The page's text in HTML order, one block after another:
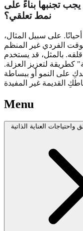
تجنبها بناءً على
نمط تعلقي؟
على سبيل المثال،
الفردي غير المنظم
قلقه. بالمثل، قد يستخدم
كطريقة لتعزيز العزلة.
على النمو أو ببساطة
Menu
واحتياجات العناية الذاتية